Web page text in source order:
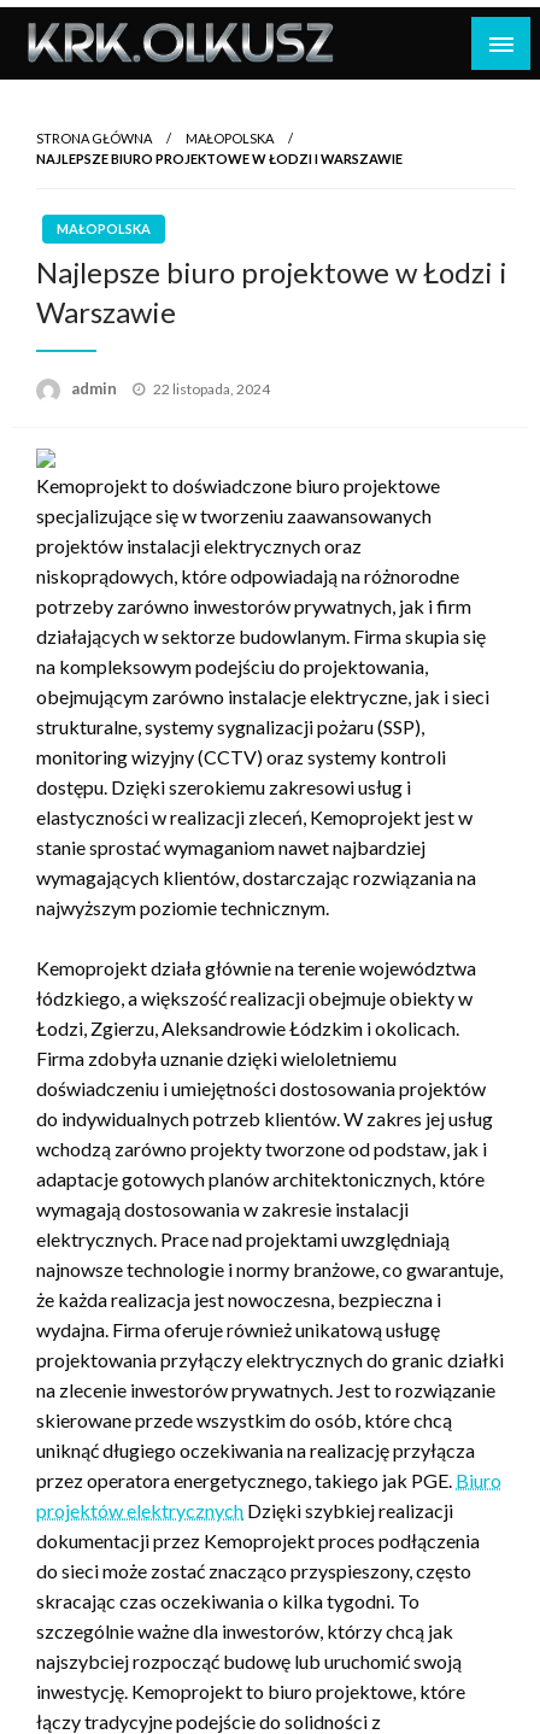
Skip
content
STRONA GŁÓWNA
MAŁOPOLSKA
NAJLEPSZE BIURO PROJEKTOWE W ŁODZI I WARSZAWIE
MAŁOPOLSKA
Najlepsze biuro projektowe w Łodzi i
Warszawie
admin
Opublikowane
22 listopada, 2024
Kemoprojekt to doświadczone biuro projektowe
specjalizujące się w tworzeniu zaawansowanych
projektów instalacji elektrycznych oraz
niskoprądowych, które odpowiadają na różnorodne
potrzeby zarówno inwestorów prywatnych, jak i firm
działających w sektorze budowlanym. Firma skupia się
na kompleksowym podejściu do projektowania,
obejmującym zarówno instalacje elektryczne, jak i sieci
strukturalne, systemy sygnalizacji pożaru (SSP),
monitoring wizyjny (CCTV) oraz systemy kontroli
dostępu. Dzięki szerokiemu zakresowi usług i
elastyczności w realizacji zleceń, Kemoprojekt jest w
stanie sprostać wymaganiom nawet najbardziej
wymagających klientów, dostarczając rozwiązania na
najwyższym poziomie technicznym.
Kemoprojekt działa głównie na terenie województwa
łódzkiego, a większość realizacji obejmuje obiekty w
Łodzi, Zgierzu, Aleksandrowie Łódzkim i okolicach.
Firma zdobyła uznanie dzięki wieloletniemu
doświadczeniu i umiejętności dostosowania projektów
do indywidualnych potrzeb klientów. W zakres jej usług
wchodzą zarówno projekty tworzone od podstaw, jak i
adaptacje gotowych planów architektonicznych, które
wymagają dostosowania w zakresie instalacji
elektrycznych. Prace nad projektami uwzględniają
najnowsze technologie i normy branżowe, co gwarantuje,
że każda realizacja jest nowoczesna, bezpieczna i
wydajna. Firma oferuje również unikatową usługę
projektowania przyłączy elektrycznych do granic działki
na zlecenie inwestorów prywatnych. Jest to rozwiązanie
skierowane przede wszystkim do osób, które chcą
uniknąć długiego oczekiwania na realizację przyłącza
przez operatora energetycznego, takiego jak PGE. Biuro
projektów elektrycznych Dzięki szybkiej realizacji
dokumentacji przez Kemoprojekt proces podłączenia
do sieci może zostać znacząco przyspieszony, często
skracając czas oczekiwania o kilka tygodni. To
szczególnie ważne dla inwestorów, którzy chcą jak
najszybciej rozpocząć budowę lub uruchomić swoją
inwestycję. Kemoprojekt to biuro projektowe, które
łączy tradycyjne podejście do solidności z